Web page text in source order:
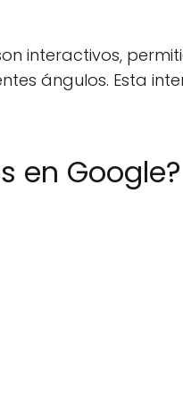
interactivos,
ángulos. Esta
en Google?